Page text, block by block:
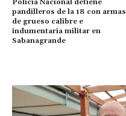
Policía Nacional detiene
pandilleros de la 18 con armas
de grueso calibre e
indumentaria militar en
Sabanagrande